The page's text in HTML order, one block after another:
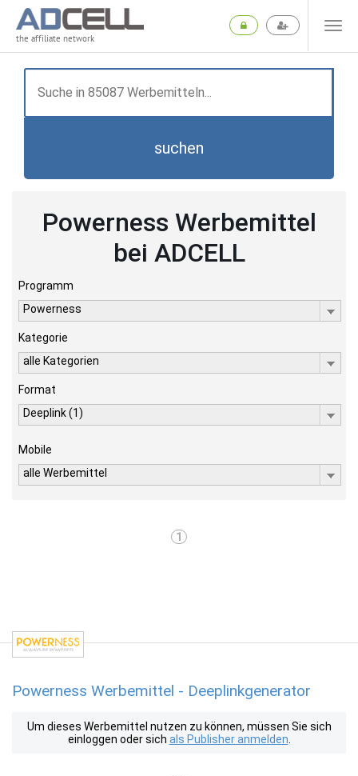
the affiliate network
suchen
Powerness Werbemittel
bei ADCELL
Programm
Powerness
Kategorie
alle Kategorien
Format
Deeplink (1)
Mobile
alle Werbemittel
1
Powerness Werbemittel - Deeplinkgenerator
Um dieses Werbemittel nutzen zu können, müssen Sie sich
einloggen oder sich als Publisher anmelden